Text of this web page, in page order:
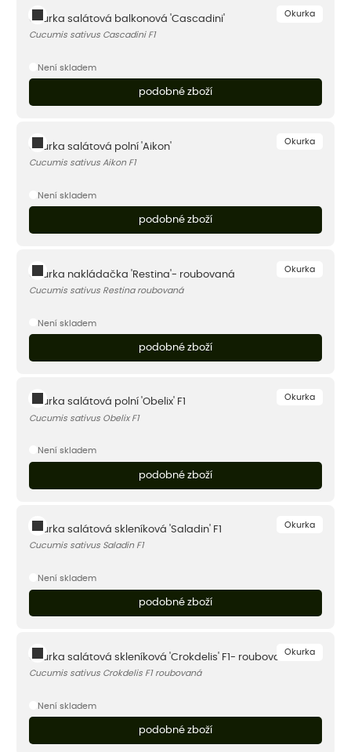
Okurka
Okurka salátová balkonová 'Cascadini'
Cucumis sativus Cascadini F1
Není skladem
podobné zboží
Okurka
Okurka salátová polní 'Aikon'
Cucumis sativus Aikon F1
Není skladem
podobné zboží
Okurka
Okurka nakládačka 'Restina'- roubovaná
Cucumis sativus Restina roubovaná
Není skladem
podobné zboží
Okurka
Okurka salátová polní 'Obelix' F1
Cucumis sativus Obelix F1
Není skladem
podobné zboží
Okurka
Okurka salátová skleníková 'Saladin' F1
Cucumis sativus Saladin F1
Není skladem
podobné zboží
Okurka
Okurka salátová skleníková 'Crokdelis' F1- roubovaná
Cucumis sativus Crokdelis F1 roubovaná
Není skladem
podobné zboží